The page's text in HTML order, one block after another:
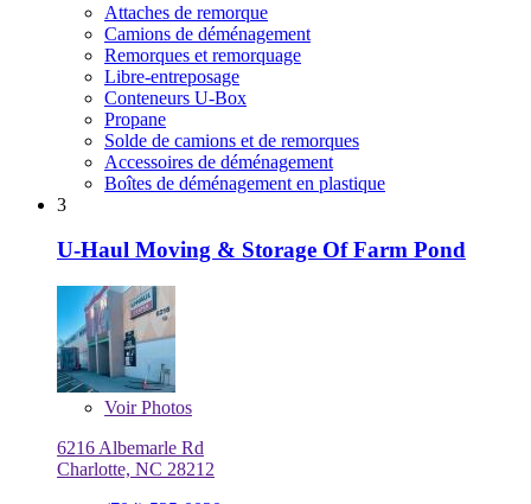
Attaches de remorque
Camions de déménagement
Remorques et remorquage
Libre-entreposage
Conteneurs U-Box
Propane
Solde de camions et de remorques
Accessoires de déménagement
Boîtes de déménagement en plastique
3
U-Haul Moving & Storage Of Farm Pond
VoirPhotos
6216 Albemarle Rd
Charlotte, NC 28212